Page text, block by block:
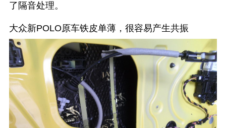
了隔音处理。
大众新POLO原车铁皮单薄，很容易产生共振